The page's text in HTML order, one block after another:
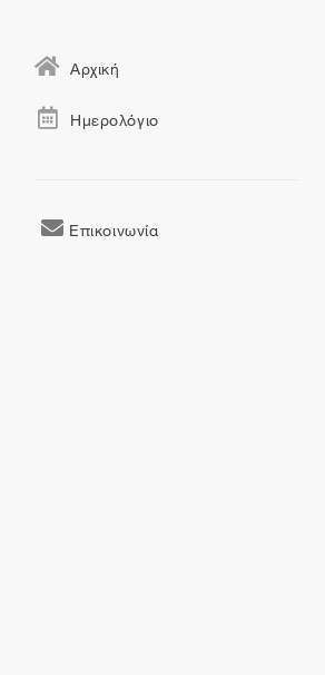
Αρχική
Ημερολόγιο
Επικοινωνία